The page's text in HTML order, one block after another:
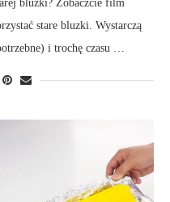
bluzki? Zobaczcie film
stare bluzki. Wystarczą
i trochę czasu …